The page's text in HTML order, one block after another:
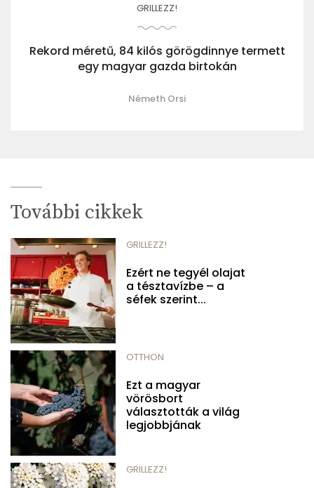
GRILLEZZ!
Rekord méretű, 84 kilós görögdinnye termett
egy magyar gazda birtokán
Németh Orsi
További cikkek
GRILLEZZ!
Ezért ne tegyél olajat
a tésztavízbe – a
séfek szerint...
OTTHON
Ezt a magyar
vörösbort
választották a világ
legjobbjának
GRILLEZZ!